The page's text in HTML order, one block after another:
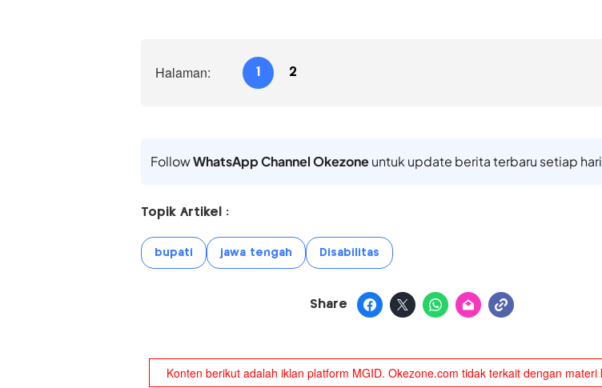
Halaman: 1 2
FollowWhatsApp Channel Okezoneuntuk update berita terbaru setiap hari
Topik Artikel :
bupati jawa tengah Disabilitas
Share